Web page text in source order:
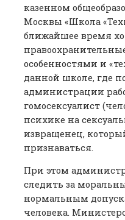
казенном
Москвы «Школа
ближайшее время
особенностями и
данной школе, где
администрации
гомосексуалист
психике на
извращенец,
признаваться.
При этом
следить за
нормальным
человека.